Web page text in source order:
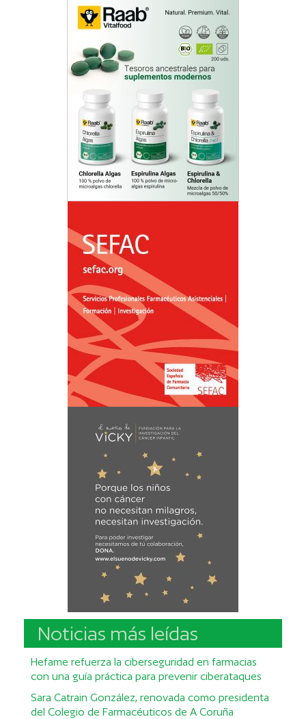
Noticias más leídas
Hefame refuerza la ciberseguridad en farmacias
con una guía práctica para prevenir ciberataques
Sara Catrain González, renovada como presidenta
del Colegio de Farmacéuticos de A Coruña